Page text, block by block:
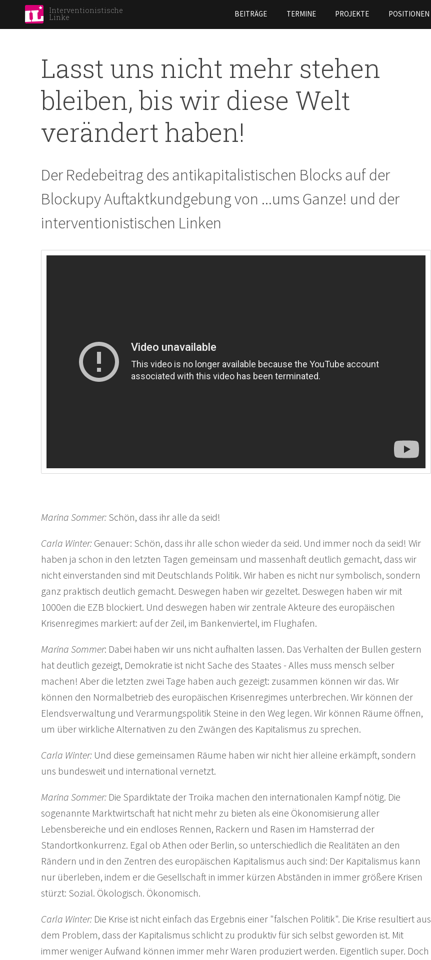
zum
Inhalt
Interventionistische
Linke BEITRÄGE TERMINE PROJEKTE POSITIONEN
Lasst uns nicht mehr stehen
bleiben, bis wir diese Welt
verändert haben!
Der Redebeitrag des antikapitalistischen Blocks auf der
Blockupy Auftaktkundgebung von ...ums Ganze! und der
interventionistischen Linken
Blockupy Frankfurt 2013 - "der Kapitalismus gehört abgeschafft!" - Auftakt
Marina Sommer: Schön, dass ihr alle da seid!
Carla Winter: Genauer: Schön, dass ihr alle schon wieder da seid. Und immer noch da seid! Wir
haben ja schon in den letzten Tagen gemeinsam und massenhaft deutlich gemacht, dass wir
nicht einverstanden sind mit Deutschlands Politik. Wir haben es nicht nur symbolisch, sondern
ganz praktisch deutlich gemacht. Deswegen haben wir gezeltet. Deswegen haben wir mit
1000en die EZB blockiert. Und deswegen haben wir zentrale Akteure des europäischen
Krisenregimes markiert: auf der Zeil, im Bankenviertel, im Flughafen.
Marina Sommer: Dabei haben wir uns nicht aufhalten lassen. Das Verhalten der Bullen gestern
hat deutlich gezeigt, Demokratie ist nicht Sache des Staates - Alles muss mensch selber
machen! Aber die letzten zwei Tage haben auch gezeigt: zusammen können wir das. Wir
können den Normalbetrieb des europäischen Krisenregimes unterbrechen. Wir können der
Elendsverwaltung und Verarmungspolitik Steine in den Weg legen. Wir können Räume öffnen,
um über wirkliche Alternativen zu den Zwängen des Kapitalismus zu sprechen.
Carla Winter: Und diese gemeinsamen Räume haben wir nicht hier alleine erkämpft, sondern
uns bundesweit und international vernetzt.
Marina Sommer: Die Spardiktate der Troika machen den internationalen Kampf nötig. Die
sogenannte Marktwirtschaft hat nicht mehr zu bieten als eine Ökonomisierung aller
Lebensbereiche und ein endloses Rennen, Rackern und Rasen im Hamsterrad der
Standortkonkurrenz. Egal ob Athen oder Berlin, so unterschiedlich die Realitäten an den
Rändern und in den Zentren des europäischen Kapitalismus auch sind: Der Kapitalismus kann
nur überleben, indem er die Gesellschaft in immer kürzen Abständen in immer größere Krisen
stürzt: Sozial. Ökologisch. Ökonomisch.
Carla Winter: Die Krise ist nicht einfach das Ergebnis einer "falschen Politik". Die Krise resultiert aus
dem Problem, dass der Kapitalismus schlicht zu produktiv für sich selbst geworden ist. Mit
immer weniger Aufwand können immer mehr Waren produziert werden. Eigentlich super. Doch